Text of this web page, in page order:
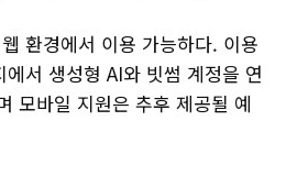
환경에서 이용 가능하다. 이용
서 생성형 AI와 빗썸 계정을 연
모바일 지원은 추후 제공될 예